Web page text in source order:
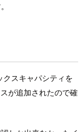
スキャパシティを
が追加されたので確